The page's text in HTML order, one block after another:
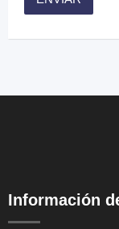
Información